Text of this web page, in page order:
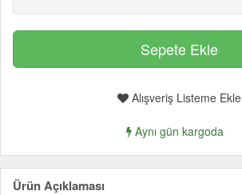
Alışveriş Listeme Ekle
Aynı gün kargoda
Ürün Açıklaması